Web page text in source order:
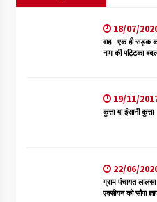
18/07/
वाह- एक ही सड़क
नाम की पट्टिका
19/11/
कुत्ता या इंसानी कुत्ता
22/06/
ग्राम पंचायत लालसा
एक्सीयन को सौंपा